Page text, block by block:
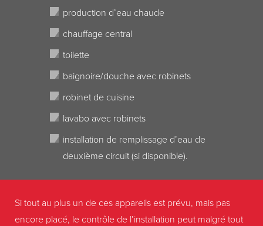
production d’eau chaude
chauffage central
toilette
baignoire/douche avec robinets
robinet de cuisine
lavabo avec robinets
installation de remplissage d’eau de
deuxième circuit (si disponible).
Si tout au plus un de ces appareils est prévu, mais pas
encore placé, le contrôle de l’installation peut malgré tout